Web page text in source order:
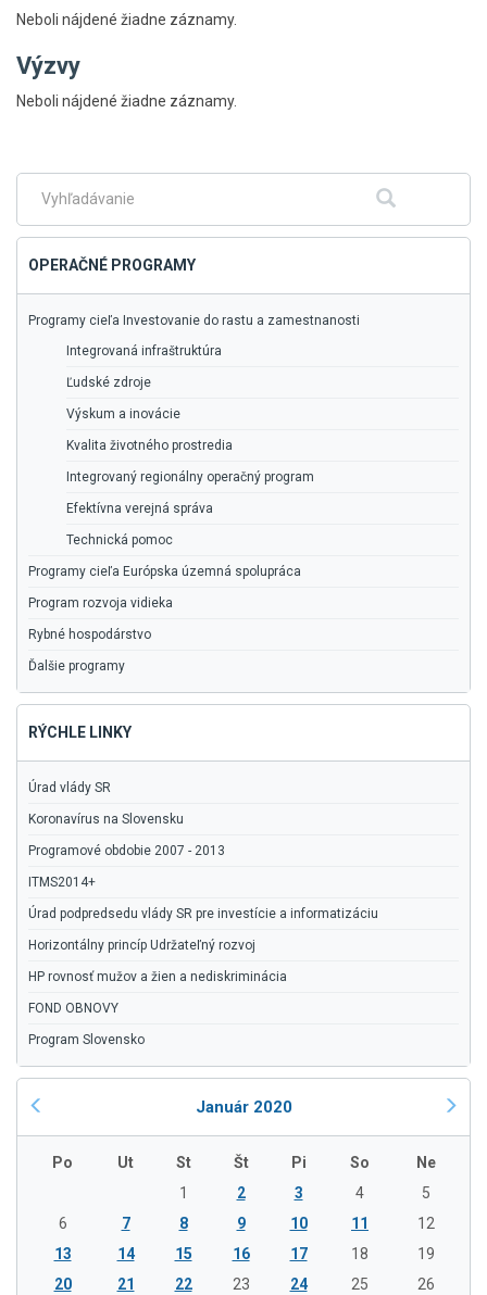
Neboli nájdené žiadne záznamy.
Výzvy
Neboli nájdené žiadne záznamy.
menu
Fulltextové
Hľadať
OPERAČNÉ PROGRAMY
Programy cieľa Investovanie do rastu a zamestnanosti
Integrovaná infraštruktúra
Ľudské zdroje
Výskum a inovácie
Kvalita životného prostredia
Integrovaný regionálny operačný program
Efektívna verejná správa
Technická pomoc
Programy cieľa Európska územná spolupráca
Program rozvoja vidieka
Rybné hospodárstvo
Ďalšie programy
RÝCHLE LINKY
Úrad vlády SR
Koronavírus na Slovensku
Programové obdobie 2007 - 2013
ITMS2014+
Úrad podpredsedu vlády SR pre investície a informatizáciu
Horizontálny princíp Udržateľný rozvoj
HP rovnosť mužov a žien a nediskriminácia
FOND OBNOVY
Program Slovensko
Január 2020
Po Ut St Št Pi So
Ne
1
2 3 4
5
6
7 8 9 10 11
12
13
14 15 16 17 18
19
20
21 22 23 24 25
26